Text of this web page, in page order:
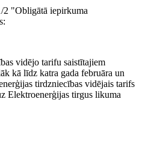
2 "Obligātā iepirkuma
vidējo tarifu saistītajiem
kā līdz katra gada februāra un
tirdzniecības vidējais tarifs
Elektroenerģijas tirgus likuma